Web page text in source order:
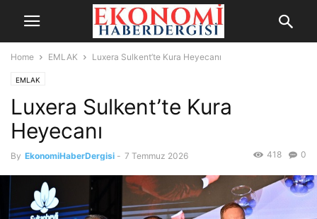
Home EMLAK Luxera Sulkent’te Kura Heyecanı
EMLAK
Luxera Sulkent’te Kura
Heyecanı
By EkonomiHaberDergisi - 7 Temmuz 2026 0
418